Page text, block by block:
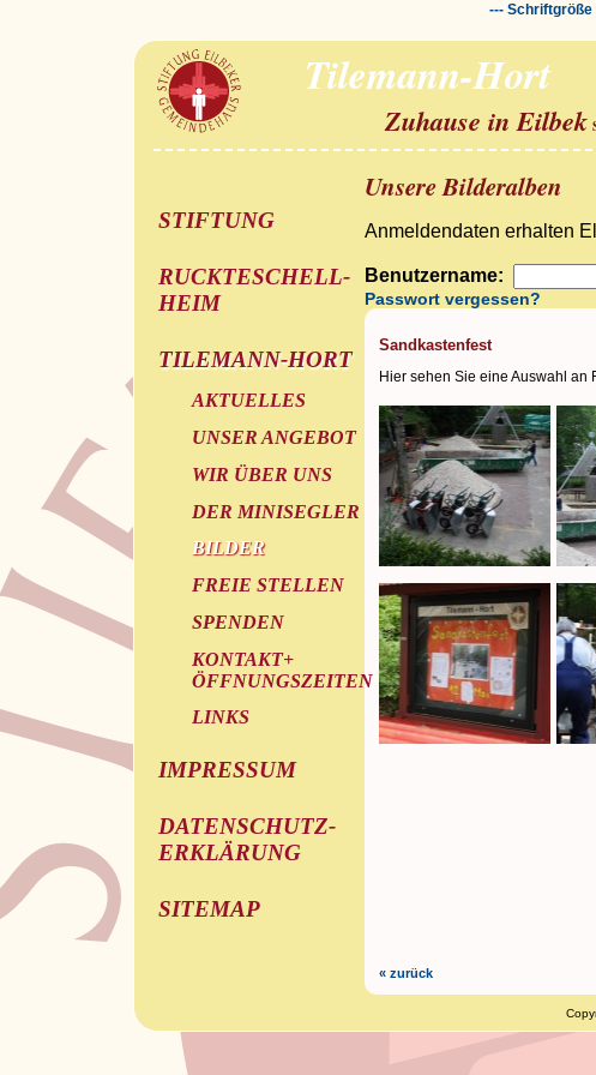
---
Tilemann-Hort
Zuhause in Eilbek
STIFTUNG
RUCKTESCHELL-
HEIM
TILEMANN-HORT
AKTUELLES
UNSER ANGEBOT
WIR ÜBER UNS
DER MINISEGLER
BILDER
FREIE STELLEN
SPENDEN
KONTAKT+
ÖFFNUNGSZEITEN
LINKS
IMPRESSUM
DATENSCHUTZ-
ERKLÄRUNG
SITEMAP
Unsere Bilderalben
Anmeldendaten erhalten
Benutzername:
Passwort vergessen?
Sandkastenfest
Hier sehen Sie eine Auswahl an
« zurück